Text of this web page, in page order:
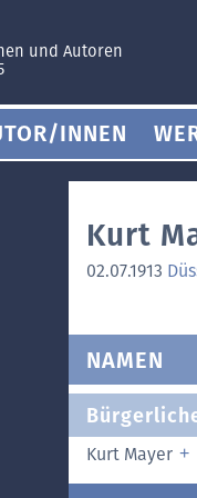
und Autoren
INNEN
Kurt
02.07.1913
NAMEN
Kurt Mayer